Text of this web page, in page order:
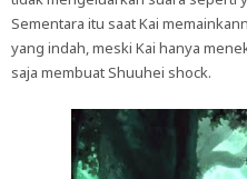
Sementara itu saat Kai
yang indah, meski Kai hanya
saja membuat Shuuhei shock.